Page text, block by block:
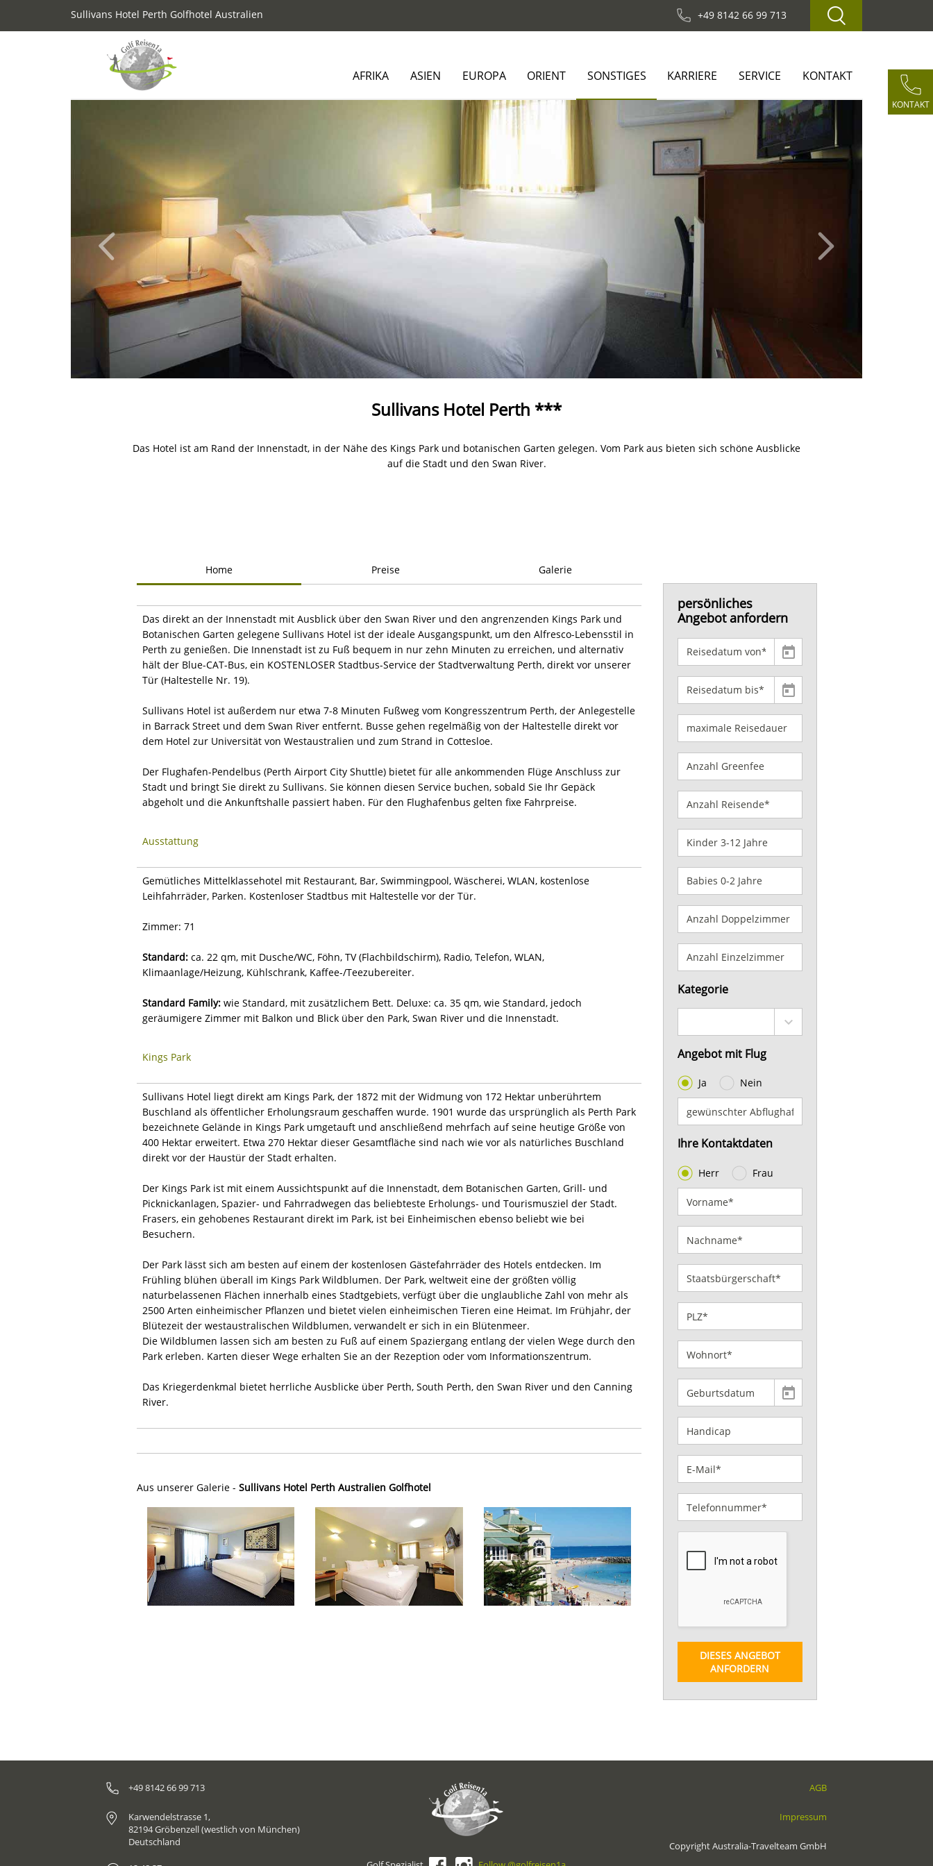
Sullivans Hotel Perth Golfhotel Australien +49 8142 66 99 713
KONTAKT
AFRIKA ASIEN EUROPA ORIENT SONSTIGES KARRIERE SERVICE KONTAKT
Next
Sullivans Hotel Perth ***
Das Hotel ist am Rand der Innenstadt, in der Nähe des Kings Park und botanischen Garten gelegen. Vom Park aus bieten sich schöne Ausblicke
auf die Stadt und den Swan River.
Home Preise Galerie
Das direkt an der Innenstadt mit Ausblick über den Swan River und den angrenzenden Kings Park und
Botanischen Garten gelegene Sullivans Hotel ist der ideale Ausgangspunkt, um den Alfresco-Lebensstil in
Perth zu genießen. Die Innenstadt ist zu Fuß bequem in nur zehn Minuten zu erreichen, und alternativ
hält der Blue-CAT-Bus, ein KOSTENLOSER Stadtbus-Service der Stadtverwaltung Perth, direkt vor unserer
Tür (Haltestelle Nr. 19).
Sullivans Hotel ist außerdem nur etwa 7-8 Minuten Fußweg vom Kongresszentrum Perth, der Anlegestelle
in Barrack Street und dem Swan River entfernt. Busse gehen regelmäßig von der Haltestelle direkt vor
dem Hotel zur Universität von Westaustralien und zum Strand in Cottesloe.
Der Flughafen-Pendelbus (Perth Airport City Shuttle) bietet für alle ankommenden Flüge Anschluss zur
Stadt und bringt Sie direkt zu Sullivans. Sie können diesen Service buchen, sobald Sie Ihr Gepäck
abgeholt und die Ankunftshalle passiert haben. Für den Flughafenbus gelten fixe Fahrpreise.
Ausstattung
Gemütliches Mittelklassehotel mit Restaurant, Bar, Swimmingpool, Wäscherei, WLAN, kostenlose
Leihfahrräder, Parken. Kostenloser Stadtbus mit Haltestelle vor der Tür.
Zimmer: 71
Standard: ca. 22 qm, mit Dusche/WC, Föhn, TV (Flachbildschirm), Radio, Telefon, WLAN,
Klimaanlage/Heizung, Kühlschrank, Kaffee-/Teezubereiter.
Standard Family: wie Standard, mit zusätzlichem Bett. Deluxe: ca. 35 qm, wie Standard, jedoch
geräumigere Zimmer mit Balkon und Blick über den Park, Swan River und die Innenstadt.
Kings Park
Sullivans Hotel liegt direkt am Kings Park, der 1872 mit der Widmung von 172 Hektar unberührtem
Buschland als öffentlicher Erholungsraum geschaffen wurde. 1901 wurde das ursprünglich als Perth Park
bezeichnete Gelände in Kings Park umgetauft und anschließend mehrfach auf seine heutige Größe von
400 Hektar erweitert. Etwa 270 Hektar dieser Gesamtfläche sind nach wie vor als natürliches Buschland
direkt vor der Haustür der Stadt erhalten.
Der Kings Park ist mit einem Aussichtspunkt auf die Innenstadt, dem Botanischen Garten, Grill- und
Picknickanlagen, Spazier- und Fahrradwegen das beliebteste Erholungs- und Tourismusziel der Stadt.
Frasers, ein gehobenes Restaurant direkt im Park, ist bei Einheimischen ebenso beliebt wie bei
Besuchern.
Der Park lässt sich am besten auf einem der kostenlosen Gästefahrräder des Hotels entdecken. Im
Frühling blühen überall im Kings Park Wildblumen. Der Park, weltweit eine der größten völlig
naturbelassenen Flächen innerhalb eines Stadtgebiets, verfügt über die unglaubliche Zahl von mehr als
2500 Arten einheimischer Pflanzen und bietet vielen einheimischen Tieren eine Heimat. Im Frühjahr, der
Blütezeit der westaustralischen Wildblumen, verwandelt er sich in ein Blütenmeer.
Die Wildblumen lassen sich am besten zu Fuß auf einem Spaziergang entlang der vielen Wege durch den
Park erleben. Karten dieser Wege erhalten Sie an der Rezeption oder vom Informationszentrum.
Das Kriegerdenkmal bietet herrliche Ausblicke über Perth, South Perth, den Swan River und den Canning
River.
Aus unserer Galerie - Sullivans Hotel Perth Australien Golfhotel
persönliches
Angebot anfordern
Kategorie
Angebot mit Flug
Ja Nein
Ihre Kontaktdaten
Herr Frau
DIESES ANGEBOT
ANFORDERN
+49 8142 66 99 713
Karwendelstrasse 1,
82194 Gröbenzell (westlich von München)
Deutschland
AGB
Impressum
Copyright Australia-Travelteam GmbH